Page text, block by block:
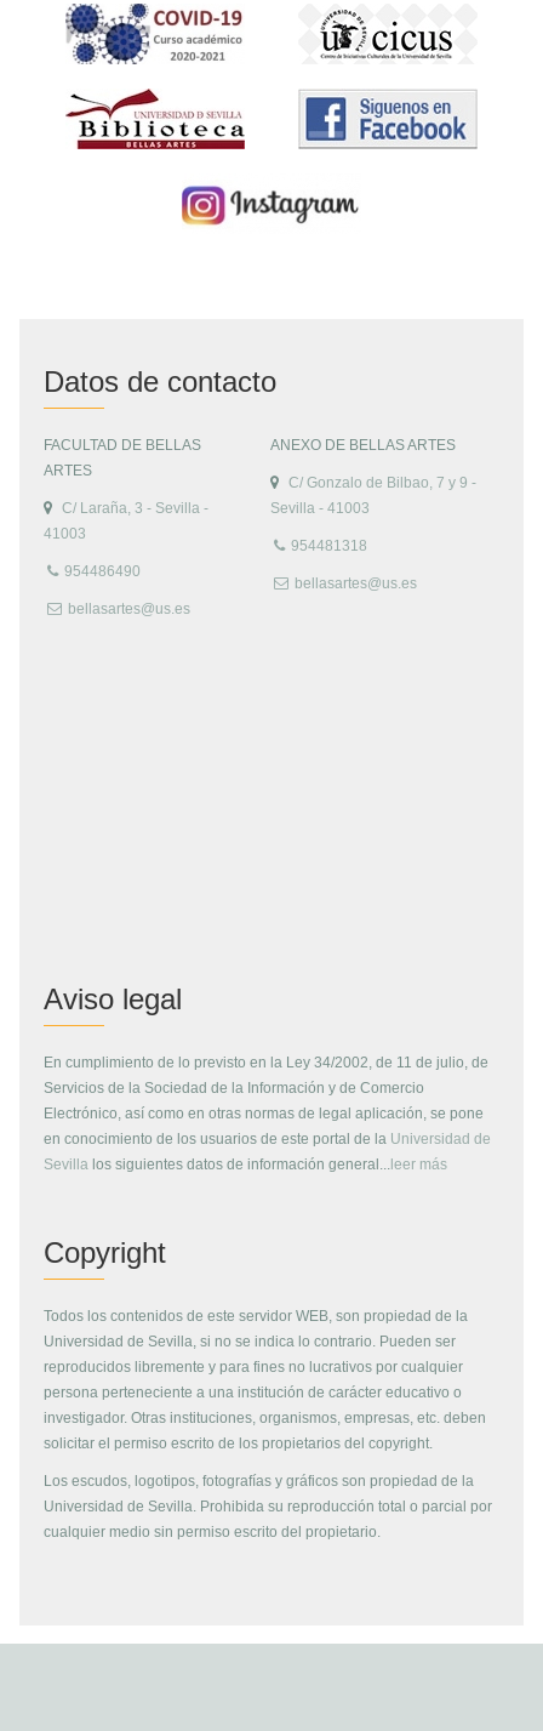
Datos de contacto
FACULTAD DE BELLAS
ARTES
C/ Laraña, 3 - Sevilla -
41003
954486490
bellasartes@us.es
ANEXO DE BELLAS ARTES
C/ Gonzalo de Bilbao, 7 y 9 -
Sevilla - 41003
954481318
bellasartes@us.es
Aviso legal
En cumplimiento de lo previsto en la Ley 34/2002, de 11 de julio, de
Servicios de la Sociedad de la Información y de Comercio
Electrónico, así como en otras normas de legal aplicación, se pone
en conocimiento de los usuarios de este portal de la Universidad de
Sevilla los siguientes datos de información general... leer más
Copyright
Todos los contenidos de este servidor WEB, son propiedad de la
Universidad de Sevilla, si no se indica lo contrario. Pueden ser
reproducidos libremente y para fines no lucrativos por cualquier
persona perteneciente a una institución de carácter educativo o
investigador. Otras instituciones, organismos, empresas, etc. deben
solicitar el permiso escrito de los propietarios del copyright.
Los escudos, logotipos, fotografías y gráficos son propiedad de la
Universidad de Sevilla. Prohibida su reproducción total o parcial por
cualquier medio sin permiso escrito del propietario.